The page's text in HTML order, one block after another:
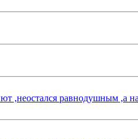
,неостался равнодушным ,а